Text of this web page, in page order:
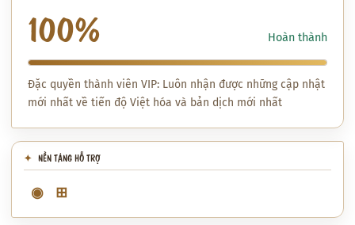
100% Hoàn thành
Đặc quyền thành viên VIP: Luôn nhận được những cập nhật
mới nhất về tiến độ Việt hóa và bản dịch mới nhất
NỀN TẢNG HỖ TRỢ
◉ ⊞